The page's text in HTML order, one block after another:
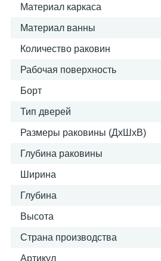
Материал каркаса
Материал ванны
Количество раковин
Рабочая поверхность
Борт
Тип дверей
Размеры раковины (ДхШхВ)
Глубина раковины
Ширина
Глубина
Высота
Страна производства
Артикул